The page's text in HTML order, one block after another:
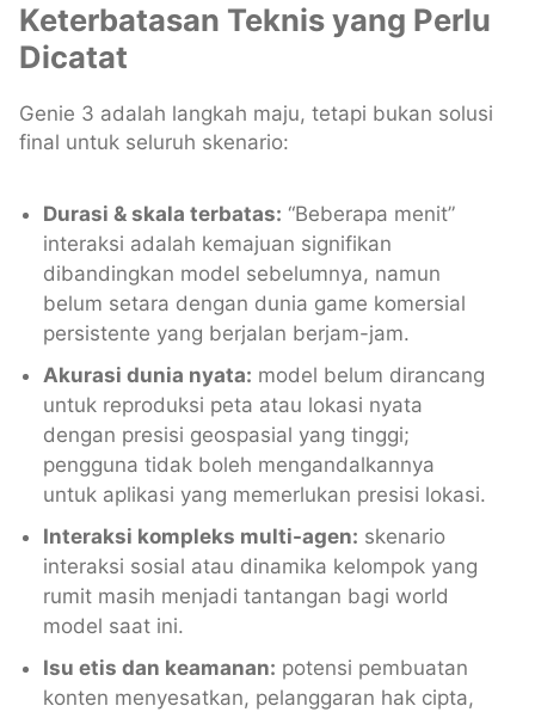
Keterbatasan Teknis yang Perlu
Dicatat
Genie 3 adalah langkah maju, tetapi bukan solusi
final untuk seluruh skenario:
Durasi & skala terbatas: “Beberapa menit”
interaksi adalah kemajuan signifikan
dibandingkan model sebelumnya, namun
belum setara dengan dunia game komersial
persistente yang berjalan berjam-jam.
Akurasi dunia nyata: model belum dirancang
untuk reproduksi peta atau lokasi nyata
dengan presisi geospasial yang tinggi;
pengguna tidak boleh mengandalkannya
untuk aplikasi yang memerlukan presisi lokasi.
Interaksi kompleks multi-agen: skenario
interaksi sosial atau dinamika kelompok yang
rumit masih menjadi tantangan bagi world
model saat ini.
Isu etis dan keamanan: potensi pembuatan
konten menyesatkan, pelanggaran hak cipta,